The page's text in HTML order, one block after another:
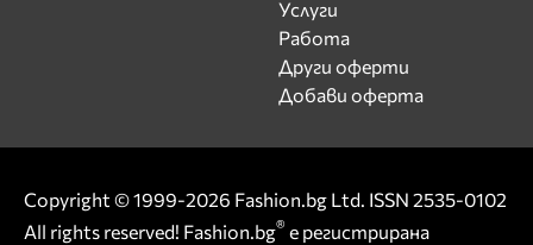
Услуги
Работа
Други оферти
Добави оферта
Copyright © 1999-2026 Fashion.bg Ltd. ISSN 2535-0102
All rights reserved! Fashion.bg® е регистрирана